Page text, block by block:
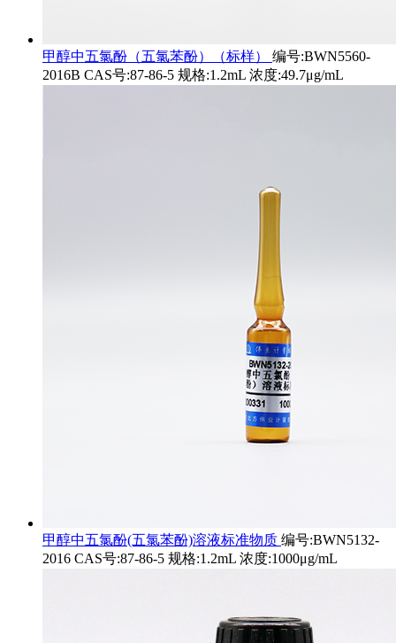
甲醇中五氯酚（五氯苯酚）（标样） 编号:BWN5560-
2016B CAS号:87-86-5 规格:1.2mL 浓度:49.7μg/mL
甲醇中五氯酚(五氯苯酚)溶液标准物质 编号:BWN5132-
2016 CAS号:87-86-5 规格:1.2mL 浓度:1000μg/mL